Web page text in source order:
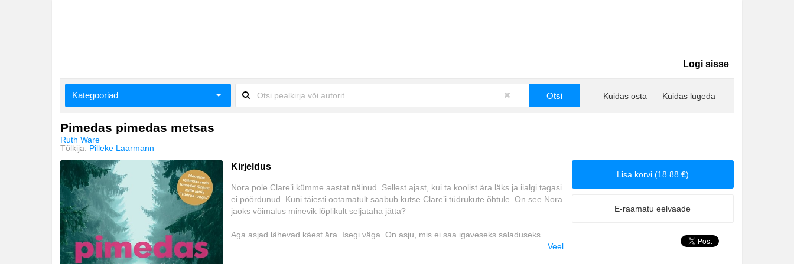
Logi sisse
Kategooriad
Eneseabi ja vaimsus
Ilukirjandus
Kriminaalromaanid ja põnevikud
Loodus
Romantika
Kuidas osta Kuidas lugeda
Pimedas pimedas metsas
Ruth Ware
Tõlkija: Pilleke Laarmann
Lisa korvi (18.88 €)
E-raamatu eelvaade
Kirjeldus
Nora pole Clare’i kümme aastat näinud. Sellest ajast, kui ta koolist ära läks ja iialgi tagasi
ei pöördunud. Kuni täiesti ootamatult saabub kutse Clare’i tüdrukute õhtule. On see Nora
jaoks võimalus minevik lõplikult seljataha jätta?
Aga asjad lähevad käest ära. Isegi väga. On asju, mis ei saa igaveseks saladuseks
Veel